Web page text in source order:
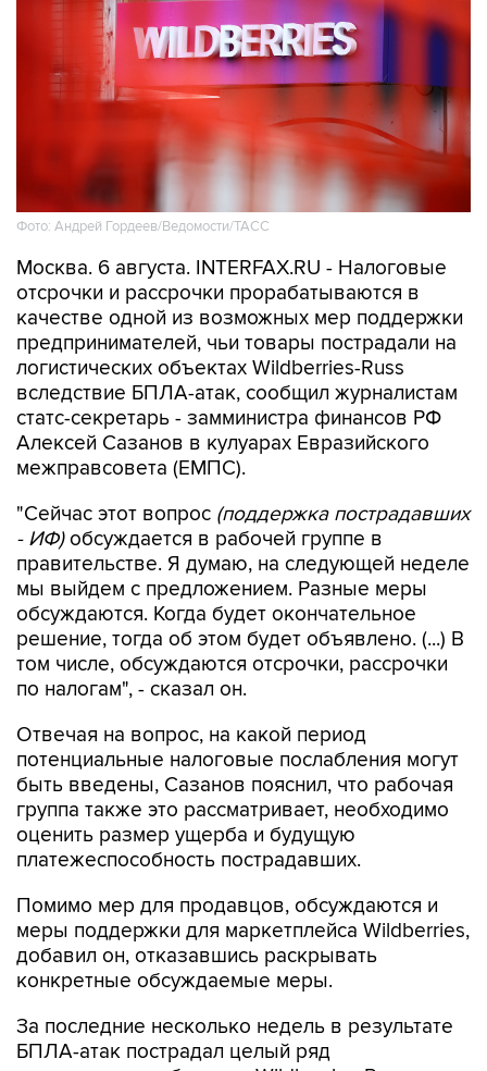
Фото: Андрей Гордеев/Ведомости/ТАСС
Москва. 6 августа. INTERFAX.RU - Налоговые
отсрочки и рассрочки прорабатываются в
качестве одной из возможных мер поддержки
предпринимателей, чьи товары пострадали на
логистических объектах Wildberries-Russ
вследствие БПЛА-атак, сообщил журналистам
статс-секретарь - замминистра финансов РФ
Алексей Сазанов в кулуарах Евразийского
межправсовета (ЕМПС).
"Сейчас этот вопрос (поддержка пострадавших
- ИФ)обсуждается в рабочей группе в
правительстве. Я думаю, на следующей неделе
мы выйдем с предложением. Разные меры
обсуждаются. Когда будет окончательное
решение, тогда об этом будет объявлено. (...) В
том числе, обсуждаются отсрочки, рассрочки
по налогам", - сказал он.
Отвечая на вопрос, на какой период
потенциальные налоговые послабления могут
быть введены, Сазанов пояснил, что рабочая
группа также это рассматривает, необходимо
оценить размер ущерба и будущую
платежеспособность пострадавших.
Помимо мер для продавцов, обсуждаются и
меры поддержки для маркетплейса Wildberries,
добавил он, отказавшись раскрывать
конкретные обсуждаемые меры.
За последние несколько недель в результате
БПЛА-атак пострадал целый ряд